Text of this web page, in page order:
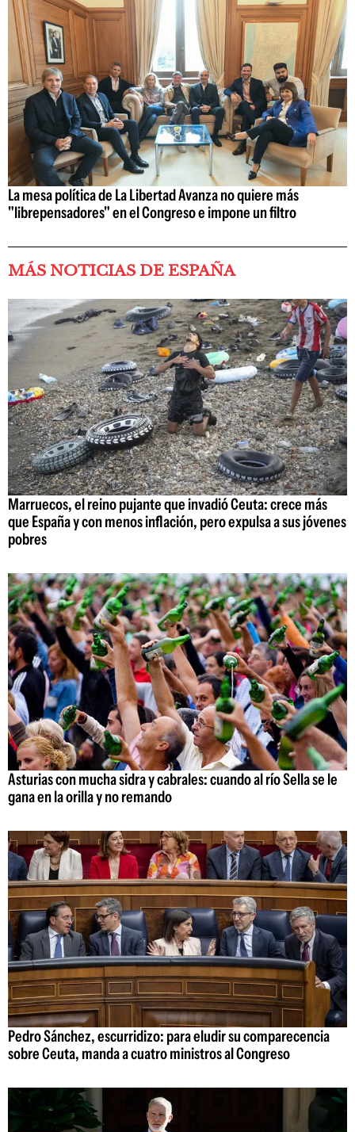
La mesa política de La Libertad Avanza no quiere más
"librepensadores" en el Congreso e impone un filtro
MÁS NOTICIAS DE ESPAÑA
Marruecos, el reino pujante que invadió Ceuta: crece más
que España y con menos inflación, pero expulsa a sus jóvenes
pobres
Asturias con mucha sidra y cabrales: cuando al río Sella se le
gana en la orilla y no remando
Pedro Sánchez, escurridizo: para eludir su comparecencia
sobre Ceuta, manda a cuatro ministros al Congreso